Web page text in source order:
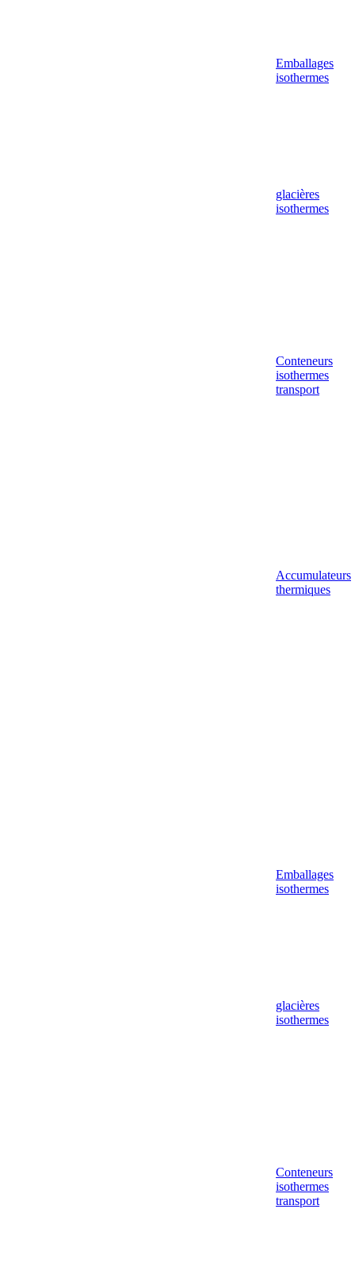
Emballages
isothermes
glacières
isothermes
Conteneurs
isothermes
transport
Accumulateurs
thermiques
Emballages
isothermes
glacières
isothermes
Conteneurs
isothermes
transport